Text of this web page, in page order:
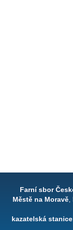
Farní sbor
Městě na Moravě
kazatelská stanice